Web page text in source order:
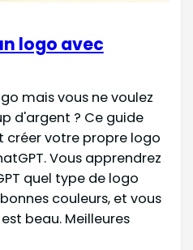
logo avec
mais vous ne voulez
d'argent ? Ce guide
votre propre logo
Vous apprendrez
quel type de logo
couleurs, et vous
beau. Meilleures